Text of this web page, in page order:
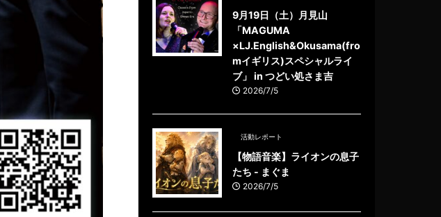
9月19日（土）月見山
「MAGUMA
×LJ.English&Okusama(fro
mイギリス)スペシャルライ
ブ」 in つどい処さま吉
2026/7/5
活動レポート
【物語音楽】ライオンの息子
たち - まぐま
2026/7/5